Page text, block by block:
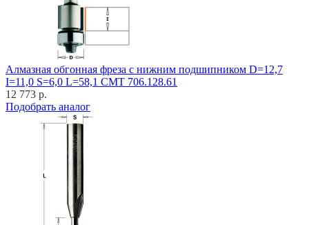
Алмазная обгонная фреза с нижним подшипником D=12,7
I=11,0 S=6,0 L=58,1 CMT 706.128.61
12 773 р.
Подобрать аналог